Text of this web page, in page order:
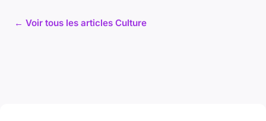
← Voir tous les articles Culture